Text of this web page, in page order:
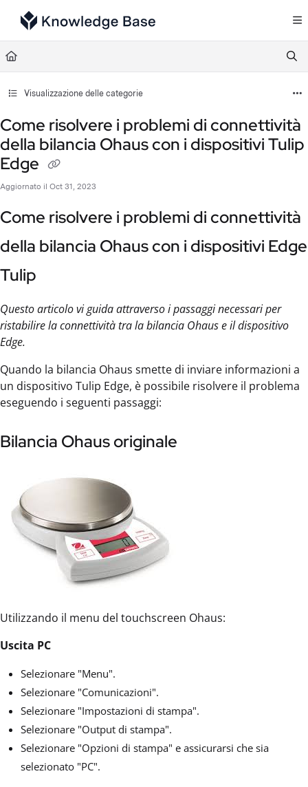
Documentation Index
Fetch the complete documentation index at:
Use this file to discover all available pages before exploring further.
Visualizzazione delle categorie
Come risolvere i problemi di connettività
della bilancia Ohaus con i dispositivi Tulip
Edge
Aggiornato il Oct 31, 2023
Come risolvere i problemi di connettività
della bilancia Ohaus con i dispositivi Edge
Tulip
Questo articolo vi guida attraverso i passaggi necessari per
ristabilire la connettività tra la bilancia Ohaus e il dispositivo
Edge.
Quando la bilancia Ohaus smette di inviare informazioni a
un dispositivo Tulip Edge, è possibile risolvere il problema
eseguendo i seguenti passaggi:
Bilancia Ohaus originale
Utilizzando il menu del touchscreen Ohaus:
Uscita PC
Selezionare "Menu".
Selezionare "Comunicazioni".
Selezionare "Impostazioni di stampa".
Selezionare "Output di stampa".
Selezionare "Opzioni di stampa" e assicurarsi che sia
selezionato "PC".